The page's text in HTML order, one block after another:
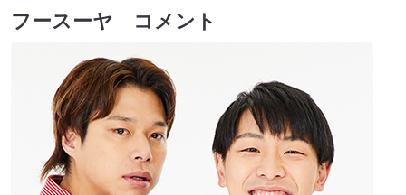
フースーヤ コメント